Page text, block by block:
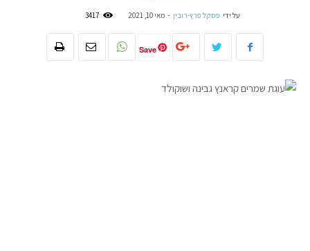
על ידי פסקל פרץ-רובין - מאי 10, 2021 3417
Save